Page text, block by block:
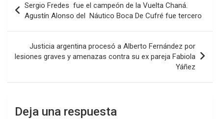
o
o
k
A
p
p
n
ar
tir
de
entradas
Sergio Fredes fue el campeón de la Vuelta Chaná.
Agustín Alonso del Náutico Boca De Cufré fue tercero
Justicia argentina procesó a Alberto Fernández por
lesiones graves y amenazas contra su ex pareja Fabiola
Yáñez
Deja una respuesta